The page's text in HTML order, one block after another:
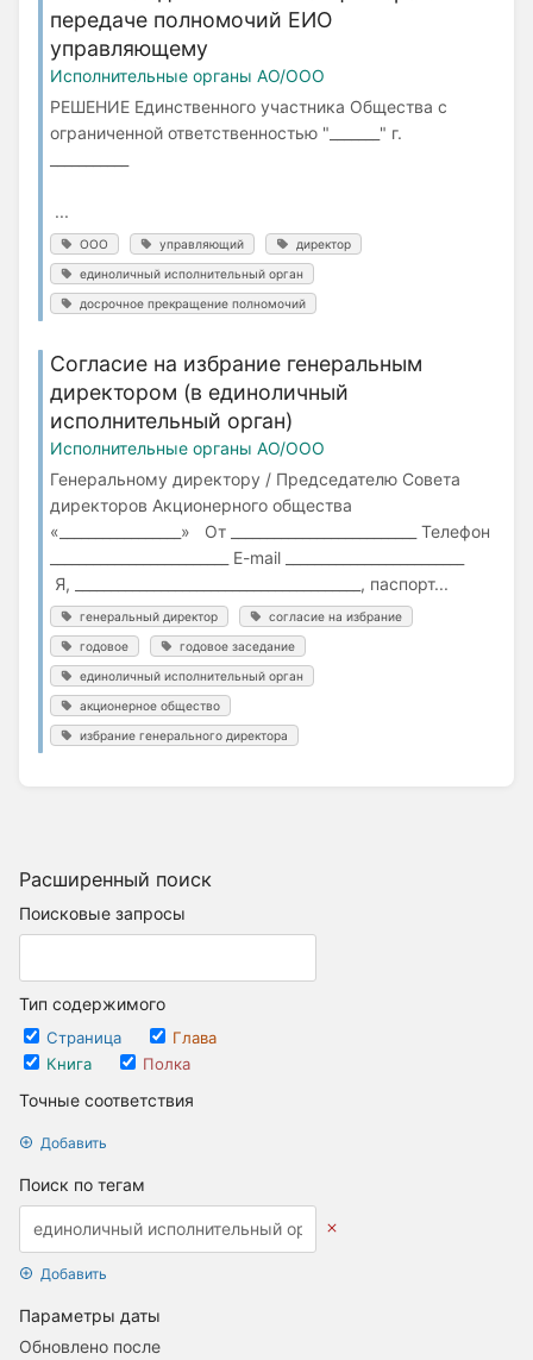
Расширенный поиск
Поисковые запросы
Тип содержимого
Страница
Глава
Книга
Полка
Точные соответствия
Добавить
Поиск по тегам
Добавить
Параметры даты
Обновлено после
передаче полномочий ЕИО
управляющему
Исполнительные органы АО/ООО
РЕШЕНИЕ Единственного участника Общества с
ограниченной ответственностью "_______" г.
...
ООО управляющий директор
единоличный исполнительный орган
досрочное прекращение полномочий
Согласие на избрание генеральным
директором (в единоличный
исполнительный орган)
Исполнительные органы АО/ООО
Генеральному директору / Председателю Совета
директоров Акционерного общества
«_________________» От __________________________ Телефон
_________________________ E-mail _________________________
Я, ________________________________________, паспорт...
генеральный директор согласие на избрание
годовое годовое заседание
единоличный исполнительный орган
акционерное общество
избрание генерального директора